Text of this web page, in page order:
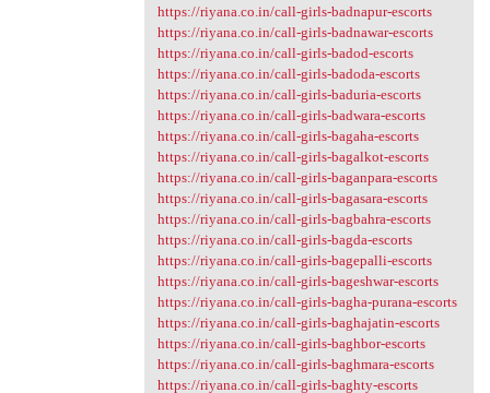
https://riyana.co.in/call-girls-badnapur-escorts
https://riyana.co.in/call-girls-badnawar-escorts
https://riyana.co.in/call-girls-badod-escorts
https://riyana.co.in/call-girls-badoda-escorts
https://riyana.co.in/call-girls-baduria-escorts
https://riyana.co.in/call-girls-badwara-escorts
https://riyana.co.in/call-girls-bagaha-escorts
https://riyana.co.in/call-girls-bagalkot-escorts
https://riyana.co.in/call-girls-baganpara-escorts
https://riyana.co.in/call-girls-bagasara-escorts
https://riyana.co.in/call-girls-bagbahra-escorts
https://riyana.co.in/call-girls-bagda-escorts
https://riyana.co.in/call-girls-bagepalli-escorts
https://riyana.co.in/call-girls-bageshwar-escorts
https://riyana.co.in/call-girls-bagha-purana-escorts
https://riyana.co.in/call-girls-baghajatin-escorts
https://riyana.co.in/call-girls-baghbor-escorts
https://riyana.co.in/call-girls-baghmara-escorts
https://riyana.co.in/call-girls-baghty-escorts